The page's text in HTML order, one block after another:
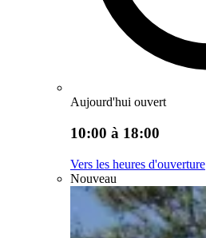
Aujourd'hui ouvert
10:00 à 18:00
Vers les heures d'ouverture
Nouveau